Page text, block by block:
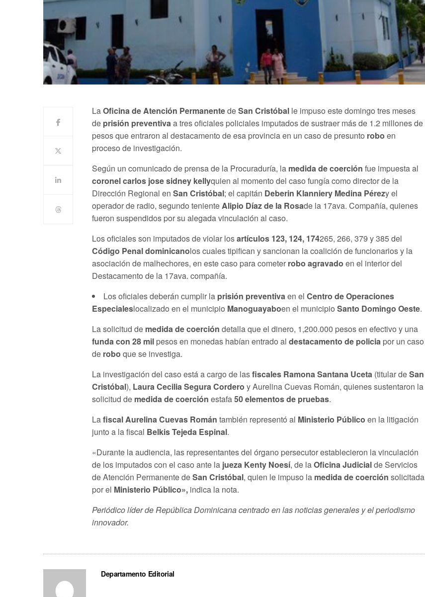
LaOficina de Atención PermanentedeSan Cristóbal le impuso este domingo tres meses
de prisión preventivaa tres oficiales policiales imputados de sustraer más de 1.2 millones de
pesos que entraron al destacamento de esa provincia en un caso de presunto robo en
proceso de investigación.
Según un comunicado de prensa de la Procuraduría, la medida de coerción fue impuesta al
coronel carlos jose sidney kellyquien al momento del caso fungía como director de la
Dirección Regional enSan Cristóbal; el capitán Deberin Klanniery Medina Pérezy el
operador de radio, segundo tenienteAlipio Díaz de la Rosade la 17ava. Compañía, quienes
fueron suspendidos por su alegada vinculación al caso.
Los oficiales son imputados de violar losartículos 123, 124, 174265, 266, 379 y 385 del
Código Penal dominicanolos cuales tipifican y sancionan la coalición de funcionarios y la
asociación de malhechores, en este caso para cometer robo agravado en el interior del
Destacamento de la 17ava. compañía.
Los oficiales deberán cumplir la prisión preventivaen el Centro de Operaciones
Especialeslocalizado en el municipio Manoguayaboen el municipio Santo Domingo Oeste.
La solicitud de medida de coerción detalla que el dinero, 1,200.000 pesos en efectivo y una
funda con 28 mil pesos en monedas habían entrado aldestacamento de policia por un caso
de robo que se investiga.
La investigación del caso está a cargo de lasfiscales Ramona Santana Uceta (titular deSan
Cristóbal), Laura Cecilia Segura Cordero y Aurelina Cuevas Román, quienes sustentaron la
solicitud de medida de coerción estafa50 elementos de pruebas.
Lafiscal Aurelina Cuevas Román también representó al Ministerio Público en la litigación
junto a la fiscal Belkis Tejeda Espinal.
«Durante la audiencia, las representantes del órgano persecutor establecieron la vinculación
de los imputados con el caso ante la jueza Kenty Noesí, de laOficina Judicialde Servicios
de Atención Permanente deSan Cristóbal, quien le impuso la medida de coerción solicitada
por el Ministerio Público», indica la nota.
Periódico líder de República Dominicana centrado en las noticias generales y el periodismo
innovador.
Departamento Editorial